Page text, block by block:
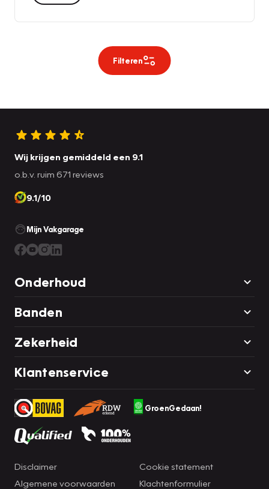
Filteren
Wij krijgen gemiddeld een 9.1
o.b.v. ruim 671 reviews
9.1/10
Mijn Vakgarage
Onderhoud
Banden
Zekerheid
Klantenservice
GroenGedaan!
Disclaimer
Algemene voorwaarden
Cookie statement
Klachtenformulier